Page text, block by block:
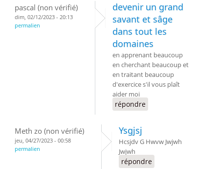
pascal (non vérifié)
dim, 02/12/2023 - 20:13
permalien
devenir un grand
savant et sâge
dans tout les
domaines
en apprenant beaucoup
en cherchant beaucoup et
en traitant beaucoup
d'exercice s'il vous plaît
aider moi
répondre
Meth zo (non vérifié)
jeu, 04/27/2023 - 00:58
permalien
Ysgjsj
Hcsjdv G Hwvw Jwjwh
Jwjwh
répondre